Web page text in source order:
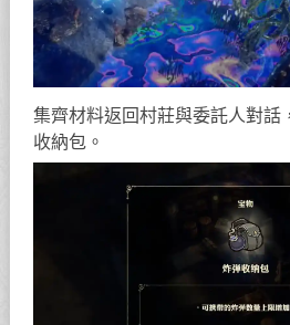
集齊材料返回村莊與委託人對話
收納包。